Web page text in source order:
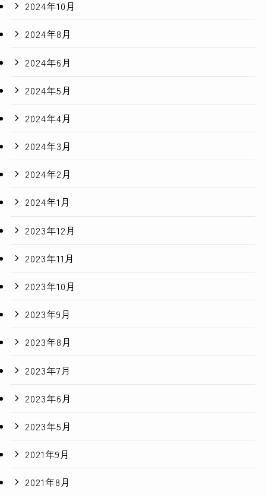
2024年10月
2024年8月
2024年6月
2024年5月
2024年4月
2024年3月
2024年2月
2024年1月
2023年12月
2023年11月
2023年10月
2023年9月
2023年8月
2023年7月
2023年6月
2023年5月
2021年9月
2021年8月